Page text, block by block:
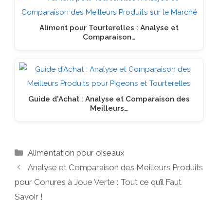
Aliment pour Tourterelles : Analyse et
Comparaison…
Guide d'Achat : Analyse et Comparaison des
Meilleurs…
Catégories
Alimentation pour oiseaux
Analyse et Comparaison des Meilleurs Produits
pour Conures à Joue Verte : Tout ce qu’il Faut
Savoir !